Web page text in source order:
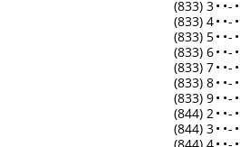
(833) 3• •- •
(833) 4• •- •
(833) 5• •- •
(833) 6• •- •
(833) 7• •- •
(833) 8• •- •
(833) 9• •- •
(844) 2• •- •
(844) 3• •- •